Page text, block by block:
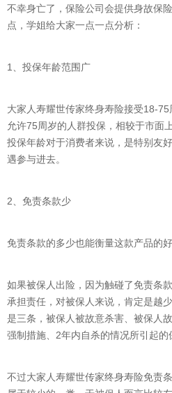
不幸身亡了，保险公司会提供身故保
点，学姐给大家一点一点分析：
1、投保年龄范围广
大家人寿耀世传家终身寿险接受18-
允许75周岁的人群投保，相较于市面
投保年龄对于消费者来说，是特别友
遇参与进去。
2、免责条款少
免责条款的多少也能衡量这款产品的好
如果被保人出险，因为触碰了免责条
承担责任，对被保人来说，肯定是越
是三条，被保人被故意杀害、被保人
强制措施、2年内自杀的情况所引起的
不过大家人寿耀世传家终身寿险免责